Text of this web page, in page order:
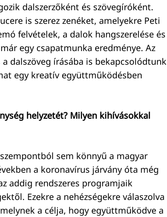
dalszerzőként és szövegíróként.
is szerez zenéket, amelyekre Peti
felvételek, a dalok hangszerelése és
egy csapatmunka eredménye. Az
dalszöveg írásába is bekapcsolódtunk
egy kreatív együttműködésben
helyzetét? Milyen kihívásokkal
sem könnyű a magyar
a koronavírus járvány óta még
addig rendszeres programjaik
Ezekre a nehézségekre válaszolva
a célja, hogy együttműködve a